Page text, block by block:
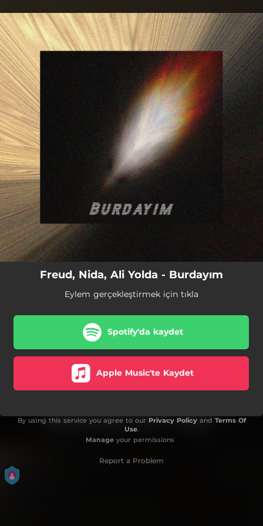
You're all set!
Freud, Nida, Ali Yolda - Burdayım
Eylem gerçekleştirmek için tıkla
Spotify'da kaydet
Apple Music'te Kaydet
By using this service you agree to our Privacy Policyand Terms Of
Use.
Manageyour permissions
Report a Problem